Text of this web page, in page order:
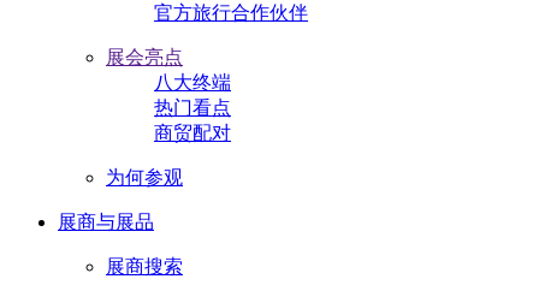
官方旅行合作伙伴
展会亮点
八大终端
热门看点
商贸配对
为何参观
展商与展品
展商搜索